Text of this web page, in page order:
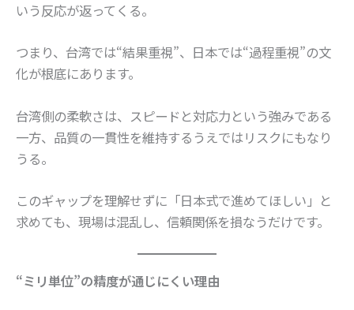
いう反応が返ってくる。
つまり、台湾では“結果重視”、日本では“過程重視”の文
化が根底にあります。
台湾側の柔軟さは、スピードと対応力という強みである
一方、品質の一貫性を維持するうえではリスクにもなり
うる。
このギャップを理解せずに「日本式で進めてほしい」と
求めても、現場は混乱し、信頼関係を損なうだけです。
“ミリ単位”の精度が通じにくい理由